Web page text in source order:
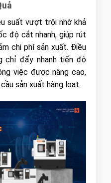
suất vượt trội nhờ khả
độ cắt nhanh, giúp rút
chi phí sản xuất. Điều
chỉ đẩy nhanh tiến độ
việc được nâng cao,
sản xuất hàng loạt.